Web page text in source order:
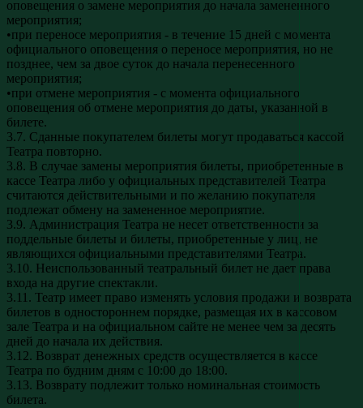
оповещения о замене мероприятия до начала замененного
мероприятия;
•при переносе мероприятия - в течение 15 дней с момента
официального оповещения о переносе мероприятия, но не
позднее, чем за двое суток до начала перенесенного
мероприятия;
•при отмене мероприятия - с момента официального
оповещения об отмене мероприятия до даты, указанной в
билете.
3.7. Сданные покупателем билеты могут продаваться кассой
Театра повторно.
3.8. В случае замены мероприятия билеты, приобретенные в
кассе Театра либо у официальных представителей Театра
считаются действительными и по желанию покупателя
подлежат обмену на замененное мероприятие.
3.9. Администрация Театра не несет ответственности за
поддельные билеты и билеты, приобретенные у лиц, не
являющихся официальными представителями Театра.
3.10. Неиспользованный театральный билет не дает права
входа на другие спектакли.
3.11. Театр имеет право изменять условия продажи и возврата
билетов в одностороннем порядке, размещая их в кассовом
зале Театра и на официальном сайте не менее чем за десять
дней до начала их действия.
3.12. Возврат денежных средств осуществляется в кассе
Театра по будним дням с 10:00 до 18:00.
3.13. Возврату подлежит только номинальная стоимость
билета.